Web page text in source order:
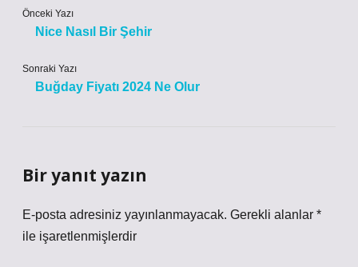
Önceki Yazı
Nice Nasıl Bir Şehir
Sonraki Yazı
Buğday Fiyatı 2024 Ne Olur
Bir yanıt yazın
E-posta adresiniz yayınlanmayacak. Gerekli alanlar *
ile işaretlenmişlerdir